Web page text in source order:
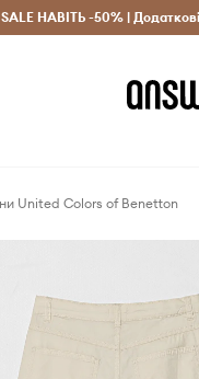
Лише оригінальні товари
НАВІТЬ -50% |
United Colors of Benetton